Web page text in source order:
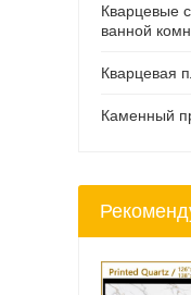
Кварцевые
ванной
Кварцевая
Каменный